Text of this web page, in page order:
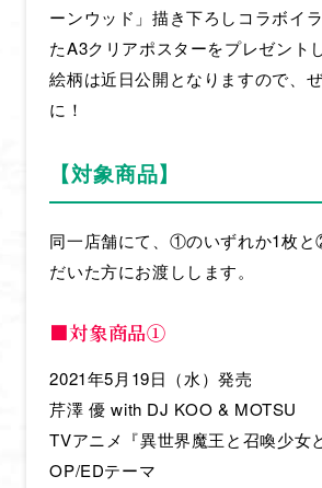
ーンウッド」描き下ろしコラボイ
たA3クリアポスターをプレゼント
絵柄は近日公開となりますので、
に！
【対象商品】
同一店舗にて、①のいずれか1枚
だいた方にお渡しします。
■対象商品①
2021年5月19日（水）発売
芹澤 優 with DJ KOO & MOTSU
TVアニメ『異世界魔王と召喚少女
OP/EDテーマ